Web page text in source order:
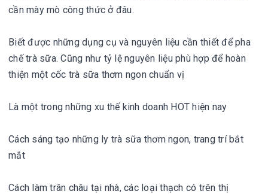
cần mày mò công thức ở đâu.
Biết được những dụng cụ và nguyên liệu cần thiết để pha
chế trà sữa. Cũng như tỷ lệ nguyên liệu phù hợp để hoàn
thiện một cốc trà sữa thơm ngon chuẩn vị
Là một trong những xu thế kinh doanh HOT hiện nay
Cách sáng tạo những ly trà sữa thơm ngon, trang trí bắt
mắt
Cách làm trân châu tại nhà, các loại thạch có trên thị